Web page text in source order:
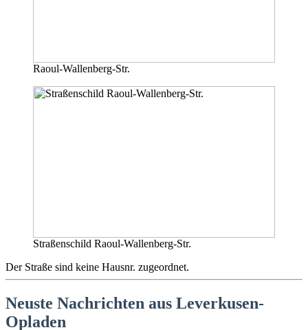
Raoul-Wallenberg-Str.
Straßenschild Raoul-Wallenberg-Str.
Der Straße sind keine Hausnr. zugeordnet.
Neuste Nachrichten aus Leverkusen-
Opladen